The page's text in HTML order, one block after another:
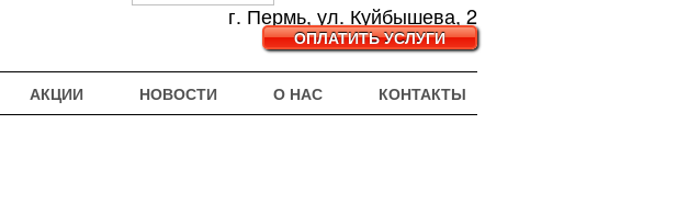
г. Пермь, ул. Куйбышева, 2
ОПЛАТИТЬ УСЛУГИ
АКЦИИ НОВОСТИ О НАС КОНТАКТЫ